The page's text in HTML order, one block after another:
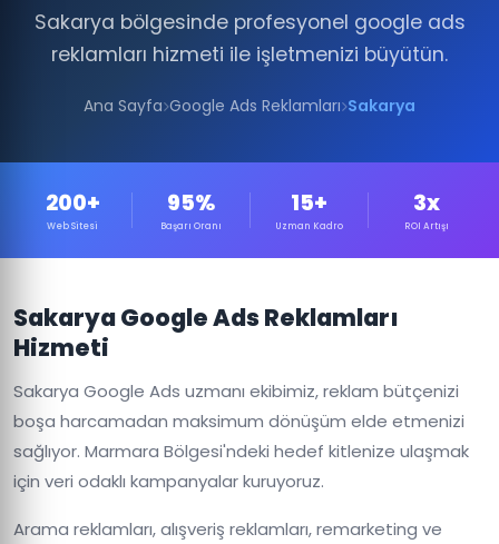
Sakarya bölgesinde profesyonel google ads
reklamları hizmeti ile işletmenizi büyütün.
Ana Sayfa Google Ads Reklamları Sakarya
200+
Web Sitesi
95%
Başarı Oranı
15+
Uzman Kadro
3x
ROI Artışı
Sakarya Google Ads Reklamları
Hizmeti
Sakarya Google Ads uzmanı ekibimiz, reklam bütçenizi
boşa harcamadan maksimum dönüşüm elde etmenizi
sağlıyor. Marmara Bölgesi'ndeki hedef kitlenize ulaşmak
için veri odaklı kampanyalar kuruyoruz.
Arama reklamları, alışveriş reklamları, remarketing ve